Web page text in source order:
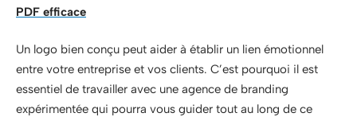
PDF efficace
Un logo bien conçu peut aider à établir un lien émotionnel
entre votre entreprise et vos clients. C’est pourquoi il est
essentiel de travailler avec une agence de branding
expérimentée qui pourra vous guider tout au long de ce